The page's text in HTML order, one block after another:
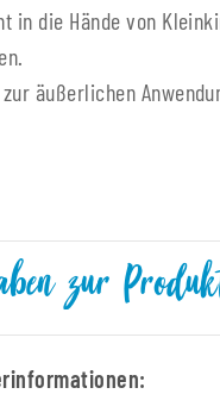
in die Hände von
äußerlichen
zur